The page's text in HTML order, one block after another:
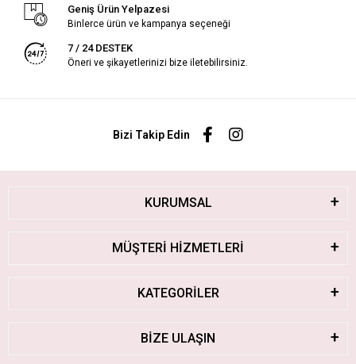
Geniş Ürün Yelpazesi
Binlerce ürün ve kampanya seçeneği
7 / 24 DESTEK
Öneri ve şikayetlerinizi bize iletebilirsiniz.
Bizi Takip Edin
KURUMSAL
MÜŞTERİ HİZMETLERİ
KATEGORİLER
BİZE ULAŞIN